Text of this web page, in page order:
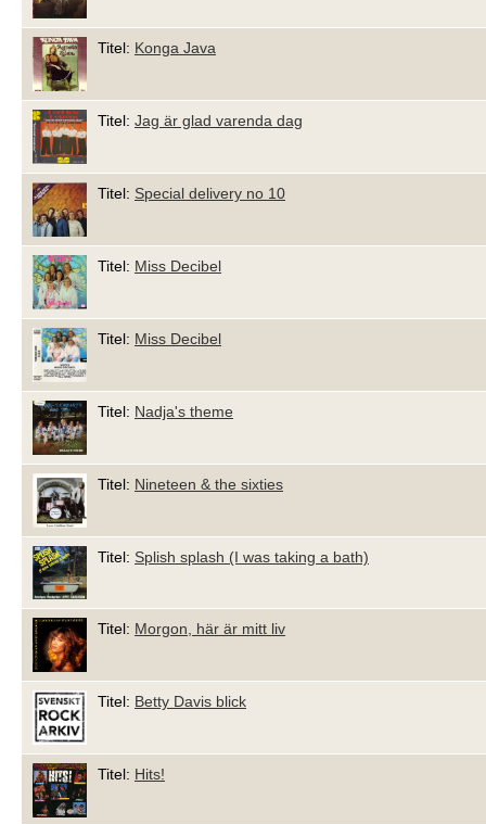
Titel: Konga Java
Titel: Jag är glad varenda dag
Titel: Special delivery no 10
Titel: Miss Decibel
Titel: Miss Decibel
Titel: Nadja's theme
Titel: Nineteen & the sixties
Titel: Splish splash (I was taking a bath)
Titel: Morgon, här är mitt liv
Titel: Betty Davis blick
Titel: Hits!